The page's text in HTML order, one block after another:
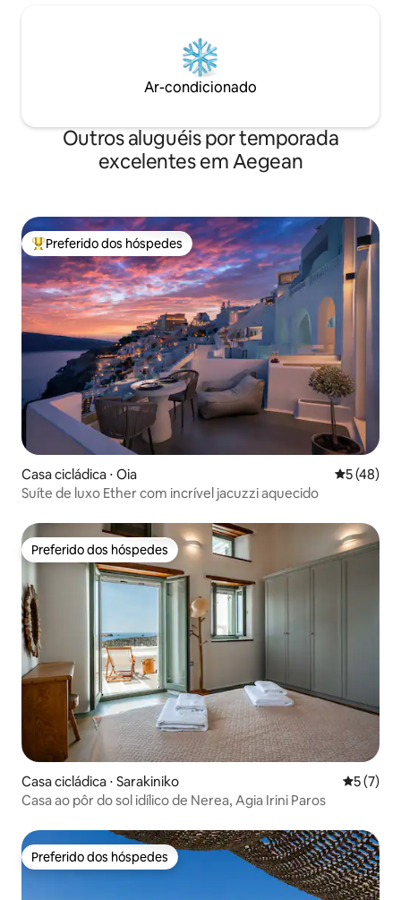
Ar-condicionado
Outros aluguéis por temporada
excelentes em Aegean
Entre os melhores preferidos dos hóspedes
Preferido dos hóspedes
Casa cicládica ⋅ Oia 5 de uma
5 (48)
Suíte de luxo Ether com incrível jacuzzi aquecido
Preferido dos hóspedes
Preferido dos hóspedes
Casa cicládica ⋅ Sarakiniko 5 de
5 (7)
Casa ao pôr do sol idílico de Nerea, Agia Irini Paros
Preferido dos hóspedes
Preferido dos hóspedes